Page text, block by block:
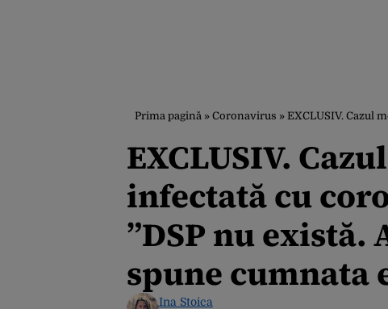
Prima pagină » Coronavirus » EXCLUSIV. Cazul
EXCLUSIV.
infectată cu
”DSP nu există.
spune cumnata
Ina Stoica